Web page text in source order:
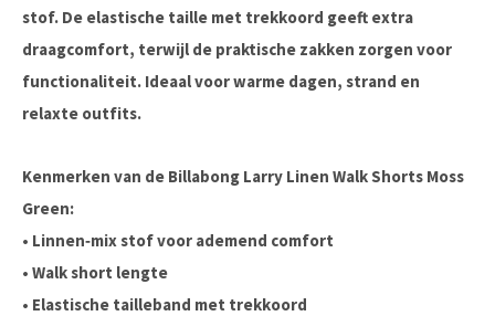
stof. De elastische taille met trekkoord geeft extra
draagcomfort, terwijl de praktische zakken zorgen voor
functionaliteit. Ideaal voor warme dagen, strand en
relaxte outfits.
Kenmerken van de Billabong Larry Linen Walk Shorts Moss
Green:
• Linnen‑mix stofvoor ademend comfort
• Walk short lengte
• Elastische tailleband met trekkoord